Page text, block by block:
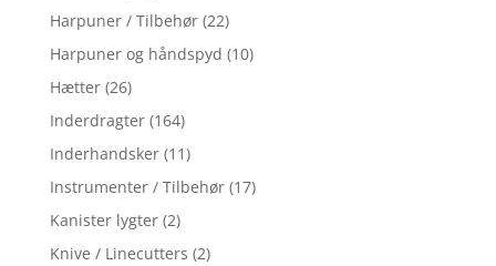
Harpuner / Tilbehør (22)
Harpuner og håndspyd (10)
Hætter (26)
Inderdragter (164)
Inderhandsker (11)
Instrumenter / Tilbehør (17)
Kanister lygter (2)
Knive / Linecutters (2)